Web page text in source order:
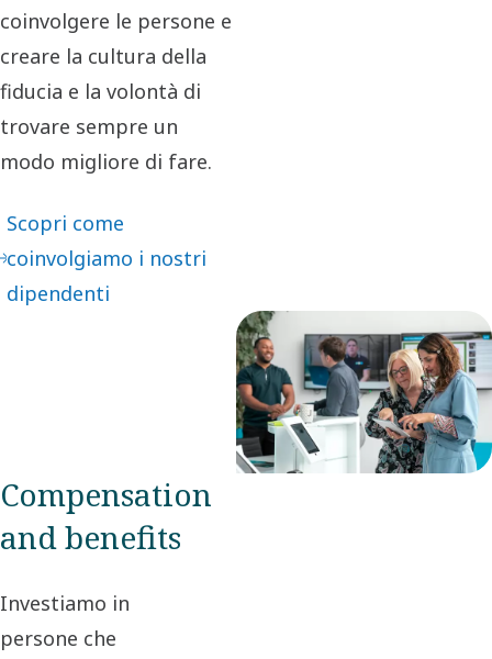
coinvolgere le persone e
creare la cultura della
fiducia e la volontà di
trovare sempre un
modo migliore di fare.​
Scopri come
coinvolgiamo i nostri
dipendenti
Compensation
and benefits
Investiamo in
persone che